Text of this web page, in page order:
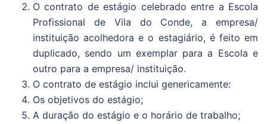
O contrato de estágio celebrado entre a Escola
Profissional de Vila do Conde, a empresa/
instituição acolhedora e o estagiário, é feito em
duplicado, sendo um exemplar para a Escola e
outro para a empresa/ instituição.
O contrato de estágio inclui genericamente:
Os objetivos do estágio;
A duração do estágio e o horário de trabalho;